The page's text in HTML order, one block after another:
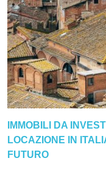
IMMOBILI DA
LOCAZIONE IN
FUTURO